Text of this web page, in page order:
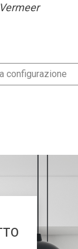
configurazione